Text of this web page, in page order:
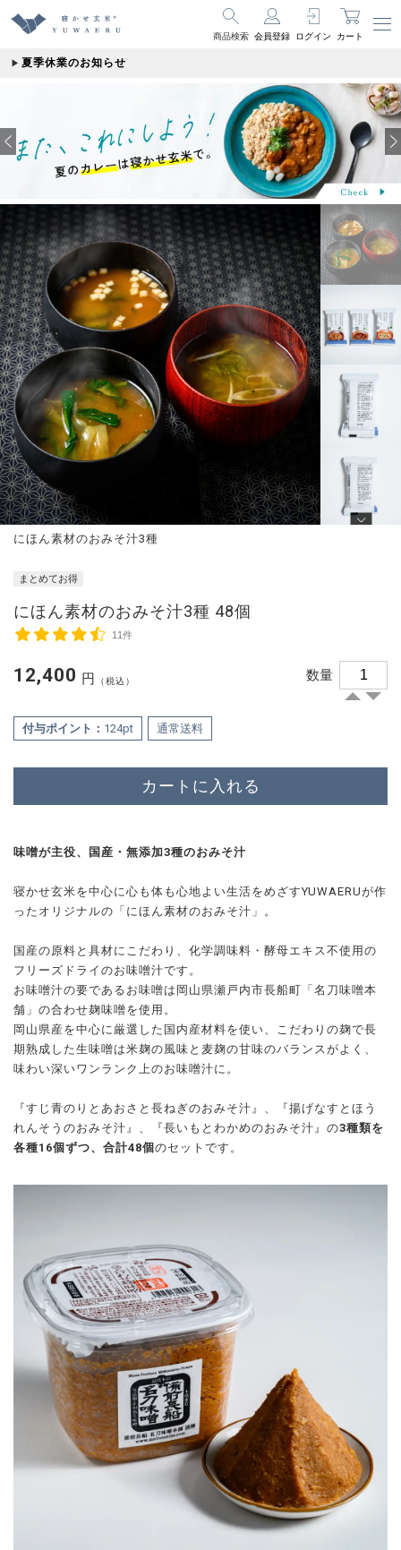
商品検索 会員登録 ログイン カート
夏季休業のお知らせ
にほん素材のおみそ汁3種
まとめてお得
にほん素材のおみそ汁3種 48個
11件
12,400 円 （税込） 数量
付与ポイント： 124pt 通常送料
カートに入れる
味噌が主役、国産・無添加3種のおみそ汁
寝かせ玄米を中心に心も体も心地よい生活をめざすYUWAERUが作
ったオリジナルの「にほん素材のおみそ汁」。
国産の原料と具材にこだわり、化学調味料・酵母エキス不使用の
フリーズドライのお味噌汁です。
お味噌汁の要であるお味噌は岡山県瀬戸内市長船町「名刀味噌本
舗」の合わせ麹味噌を使用。
岡山県産を中心に厳選した国内産材料を使い、こだわりの麹で長
期熟成した生味噌は米麹の風味と麦麹の甘味のバランスがよく、
味わい深いワンランク上のお味噌汁に。
『すじ青のりとあおさと長ねぎのおみそ汁』、『揚げなすとほう
れんそうのおみそ汁』、『長いもとわかめのおみそ汁』の3種類を
各種16個ずつ、合計48個 のセットです。